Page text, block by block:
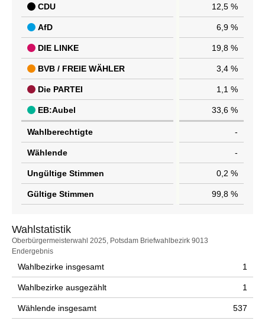
CDU 12,5 %
AfD 6,9 %
DIE LINKE 19,8 %
BVB / FREIE WÄHLER 3,4 %
Die PARTEI 1,1 %
EB:Aubel 33,6 %
Wahlberechtigte -
Wählende -
Ungültige Stimmen 0,2 %
Gültige Stimmen 99,8 %
Wahlstatistik
Wahlstatistik
Oberbürgermeisterwahl 2025, Potsdam Briefwahlbezirk 9013
Endergebnis
Wahlbezirke insgesamt 1
Wahlbezirke ausgezählt 1
Wählende insgesamt 537